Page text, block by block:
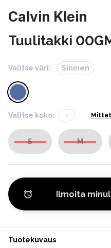
Calvin Klein
Tuulitakki
Valitse väri: Sininen
Valitse koko: -
S M
Ilmoita
Tuotekuvaus